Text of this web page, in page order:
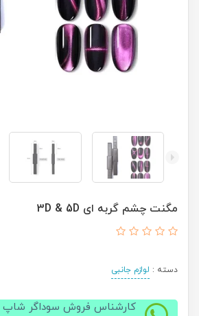
مگنت چشم گربه ای 3D & 5D
دسته : لوازم جانبی
کارشناس فروش سوداگر شاپ